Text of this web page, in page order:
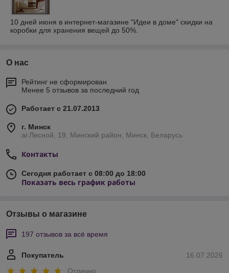
10 дней июня в интернет-магазине "Идеи в доме" скидки на
коробки для хранения вещей до 50%.
О нас
Рейтинг не сформирован
Менее 5 отзывов за последний год
Работает с 21.07.2013
г. Минск
аг.Лесной, 19, Минский район, Минск, Беларусь
Контакты
Сегодня работает с 08:00 до 18:00
Показать весь график работы
Отзывы о магазине
197 отзывов за всё время
16.07.2026
Покупатель
Отлично